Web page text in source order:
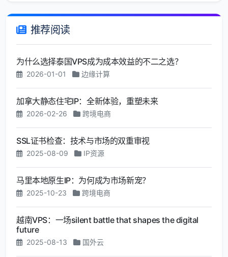
推荐阅读
为什么选择泰国VPS成为成本效益的不二之选？
2026-01-01 边缘计算
加拿大静态住宅IP：全新体验，重塑未来
2026-02-26 跨境电商
SSL证书检查：技术与市场的双重审视
2025-08-09 IP资源
马里本地原生IP：为何成为市场新宠？
2025-10-23 跨境电商
越南VPS：一场silent battle that shapes the digital
future
2025-08-13 国外云